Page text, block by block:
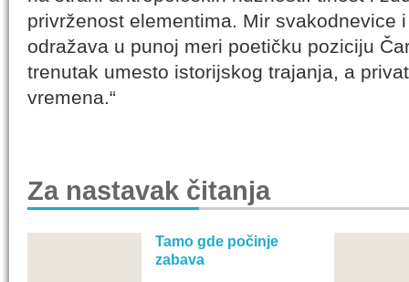
privrženost elementima. Mir svakodnevice
odražava u punoj meri poetičku poziciju
trenutak umesto istorijskog trajanja, a
vremena.“
Za nastavak čitanja
Tamo gde počinje
zabava